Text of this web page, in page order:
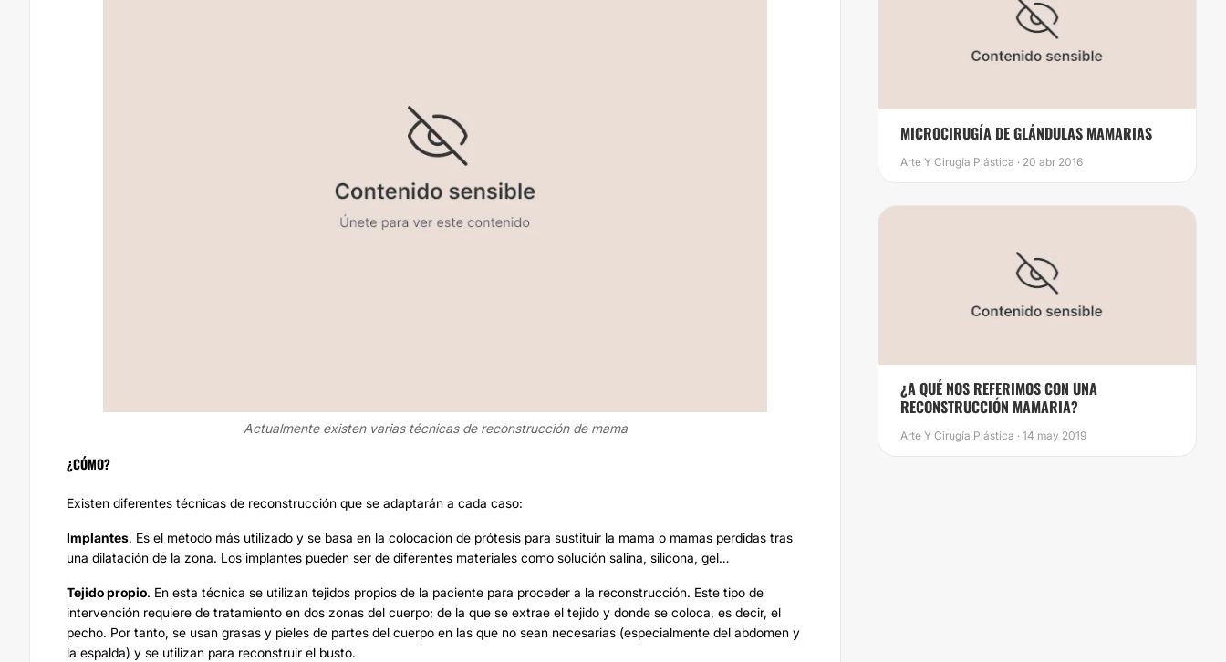
Actualmente existen varias técnicas de reconstrucción de mama
¿CÓMO?
Existen diferentes técnicas de reconstrucción que se adaptarán a cada caso:
Implantes. Es el método más utilizado y se basa en la colocación de prótesis para sustituir la mama o mamas perdidas tras
una dilatación de la zona. Los implantes pueden ser de diferentes materiales como solución salina, silicona, gel…
Tejido propio. En esta técnica se utilizan tejidos propios de la paciente para proceder a la reconstrucción. Este tipo de
intervención requiere de tratamiento en dos zonas del cuerpo; de la que se extrae el tejido y donde se coloca, es decir, el
pecho. Por tanto, se usan grasas y pieles de partes del cuerpo en las que no sean necesarias (especialmente del abdomen y
la espalda) y se utilizan para reconstruir el busto.
MICROCIRUGÍA DE GLÁNDULAS MAMARIAS
Arte Y Cirugía Plástica · 20 abr 2016
¿A QUÉ NOS REFERIMOS CON UNA
RECONSTRUCCIÓN MAMARIA?
Arte Y Cirugía Plástica · 14 may 2019